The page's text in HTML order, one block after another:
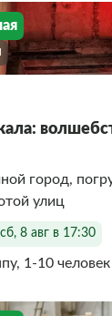
город,
улиц
сб, 8 авг в 17:30
1-10 человек